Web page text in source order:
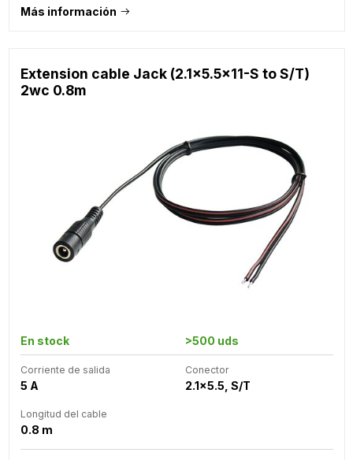
Más información
Extension cable Jack (2.1x5.5x11-S to S/T)
2wc 0.8m
En stock >500 uds
Corriente de salida
5 A
Conector
2.1x5.5, S/T
Longitud del cable
0.8 m